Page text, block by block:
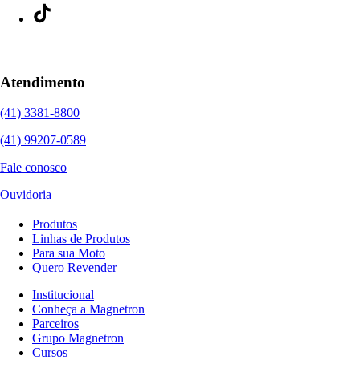
Atendimento
(41) 3381-8800
(41) 99207-0589
Fale conosco
Ouvidoria
Produtos
Linhas de Produtos
Para sua Moto
Quero Revender
Institucional
Conheça a Magnetron
Parceiros
Grupo Magnetron
Cursos